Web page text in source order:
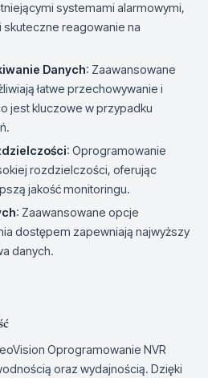
systemami alarmowymi,
reagowanie na
Danych: Zaawansowane
łatwe przechowywanie i
jest kluczowe w przypadku
: Oprogramowanie
rozdzielczości, oferując
jakość monitoringu.
: Zaawansowane opcje
dostępem zapewniają najwyższy
danych.
Oprogramowanie NVR
oraz wydajnością. Dzięki